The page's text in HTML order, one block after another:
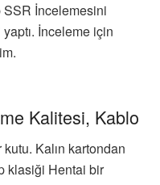
SSR İncelemesini
İnceleme için
Kalitesi, Kablo
Kalın kartondan
klasiği Hentai bir